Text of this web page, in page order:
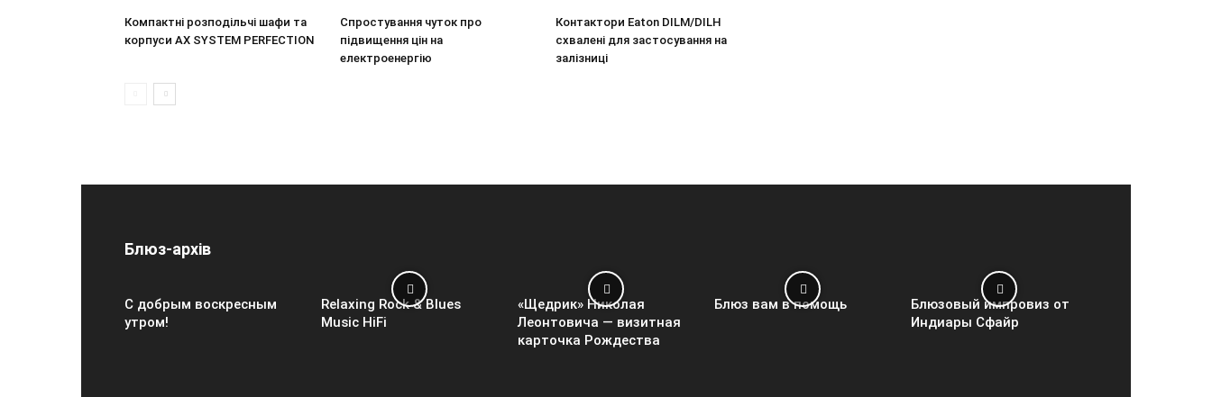
Компактні розподільчі шафи та
корпуси AX SYSTEM PERFECTION
Спростування чуток про
підвищення цін на
електроенергію
Контактори Eaton DILM/DILH
схвалені для застосування на
залізниці
Блюз-архів
С добрым воскресным
утром!
Relaxing Rock & Blues
Music HiFi
«Щедрик» Николая
Леонтовича — визитная
карточка Рождества
Блюз вам в помощь
Блюзовый импровиз от
Индиары Сфайр